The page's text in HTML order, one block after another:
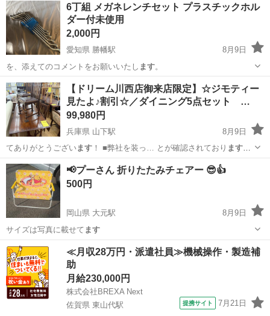
6丁組 メガネレンチセット プラスチックホル
ダー付未使用
2,000円
愛知県 勝幡駅
8月9日
を、添えてのコメントをお願いいたし ます。
愛知 愛西市 勝幡駅 メンテナンス用品
【ドリーム川西店御来店限定】☆ジモティー
見たよ♪割引☆／ダイニング5点セット …
99,980円
兵庫県 山下駅
8月9日
てありがとうございます ！ ■弊社を装っ… とが確認されており ます。
これらのサイ… すがしっかりしています。 ・座面は綺麗な… ・現
状販売品となり ます。必ず状態をご確認… ける方限定でござい
★申し訳ござい… も販...
兵庫 川西市 山下駅 ダイニングセット ドリーム
📢プーさん 折りたたみチェアー 😎👍
500円
岡山県 大元駅
8月9日
サイズは写真に載せて ます
岡山 岡山市 大元駅 キッズ用品 プーさん
≪月収28万円・派遣社員≫機械操作・製造補
助
月給230,000円
株式会社BREXA Next
佐賀県 東山代駅
提携サイト 7月21日